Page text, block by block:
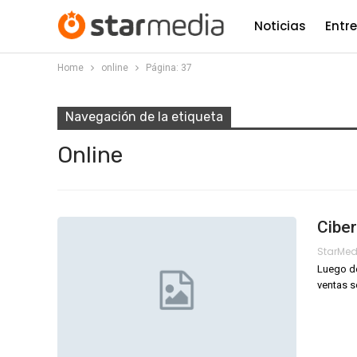
Noticias
Home online Página: 37
Navegación de la etiqueta
Online
Luego
ventas